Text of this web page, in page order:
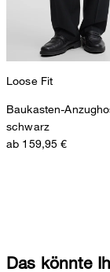
Loose Fit
Baukasten-
schwarz
ab 159,95 €
Das könnte